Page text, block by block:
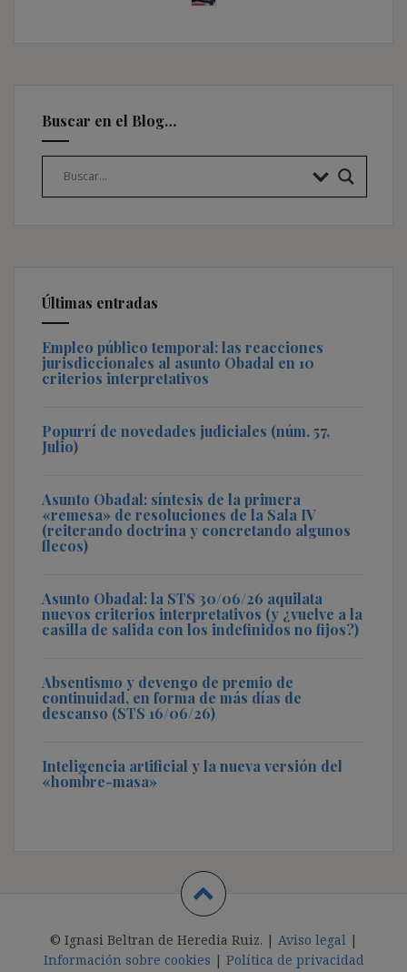
Buscar en el Blog…
Últimas entradas
Empleo público temporal: las reacciones
jurisdiccionales al asunto Obadal en 10
criterios interpretativos
Popurrí de novedades judiciales (núm. 57,
Julio)
Asunto Obadal: síntesis de la primera
«remesa» de resoluciones de la Sala IV
(reiterando doctrina y concretando algunos
flecos)
Asunto Obadal: la STS 30/06/26 aquilata
nuevos criterios interpretativos (y ¿vuelve a la
casilla de salida con los indefinidos no fijos?)
Absentismo y devengo de premio de
continuidad, en forma de más días de
descanso (STS 16/06/26)
Inteligencia artificial y la nueva versión del
«hombre-masa»
© Ignasi Beltran de Heredia Ruiz. | Aviso legal |
Información sobre cookies | Política de privacidad